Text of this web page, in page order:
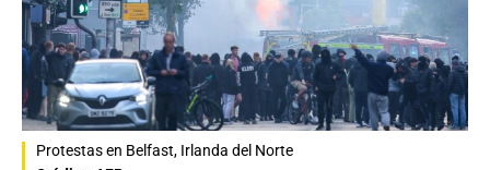
Protestas en Belfast, Irlanda del Norte